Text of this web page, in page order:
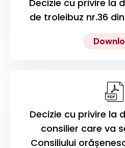
Decizie cu privire la
de troleibuz nr.36
Decizie cu privire la
consilier care va
Consiliului